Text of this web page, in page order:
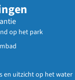
op het park
en uitzicht op het water